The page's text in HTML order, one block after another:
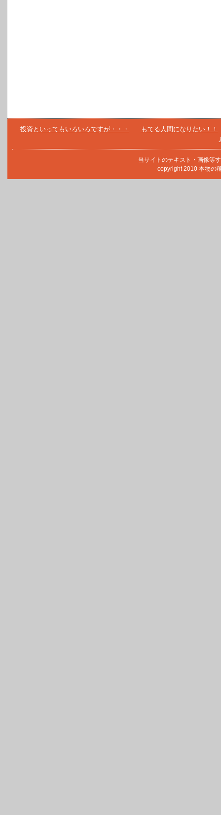
投資といってもいろいろですが・・・
もてる人間になりたい！！
当サイトのテキスト・画像等
copyright 2010 本物の